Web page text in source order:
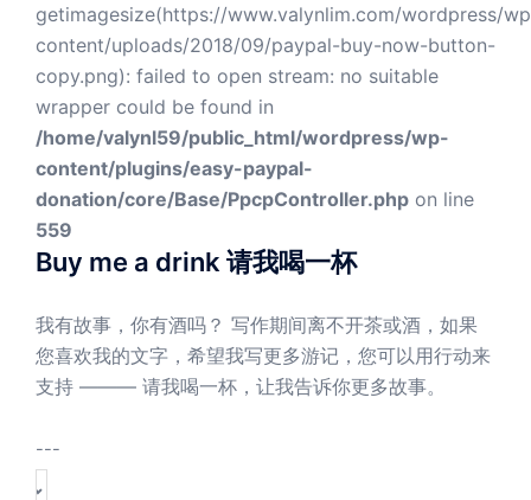
getimagesize(https://www.valynlim.com/wordpress/
content/uploads/2018/09/paypal-buy-now-button-
copy.png): failed to open stream: no suitable
wrapper could be found in
/home/valynl59/public_html/wordpress/wp-
content/plugins/easy-paypal-
donation/core/Base/PpcpController.php on line
559
Buy me a drink 请我喝一杯
我有故事，你有酒吗？ 写作期间离不开茶或酒，如果
您喜欢我的文字，希望我写更多游记，您可以用行动来
支持 ——— 请我喝一杯，让我告诉你更多故事。
---